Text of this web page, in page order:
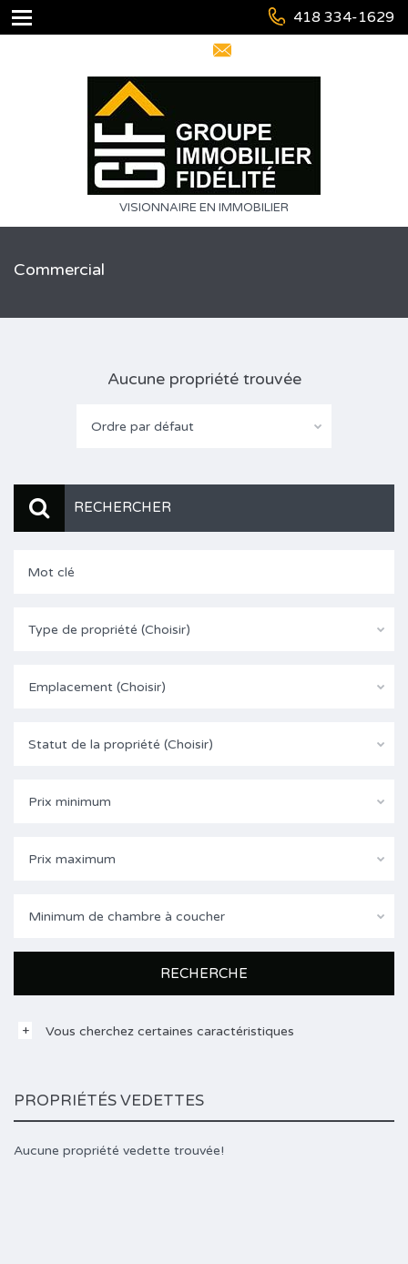
418 334-1629
VISIONNAIRE EN IMMOBILIER
Commercial
Aucune propriété trouvée
Ordre par défaut
RECHERCHER
Type de propriété (Choisir)
Emplacement (Choisir)
Statut de la propriété (Choisir)
Prix minimum
Prix maximum
Minimum de chambre à coucher
Vous cherchez certaines caractéristiques
PROPRIÉTÉS VEDETTES
Aucune propriété vedette trouvée!